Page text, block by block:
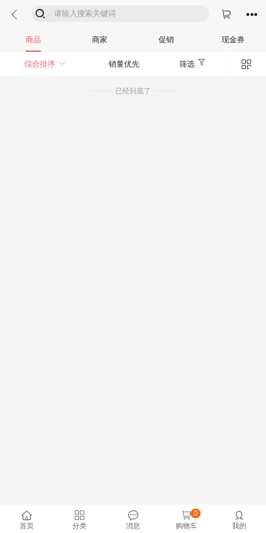
  

商品 商家 促销 现金券
综合排序  销量优先 筛选 
已经到底了

首页

分类

消息

购物车
0 
我的